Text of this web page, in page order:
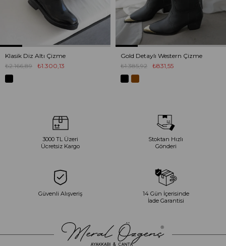
Klasik Diz Altı Çizme
₺1.300,13
₺2.166,89
Gold Detaylı Western Çizme
₺831,55
₺1.385,92
3000 TL Üzeri
Ücretsiz Kargo
Stoktan Hızlı
Gönderi
Güvenli Alışveriş
14 Gün İçerisinde
İade Garantisi